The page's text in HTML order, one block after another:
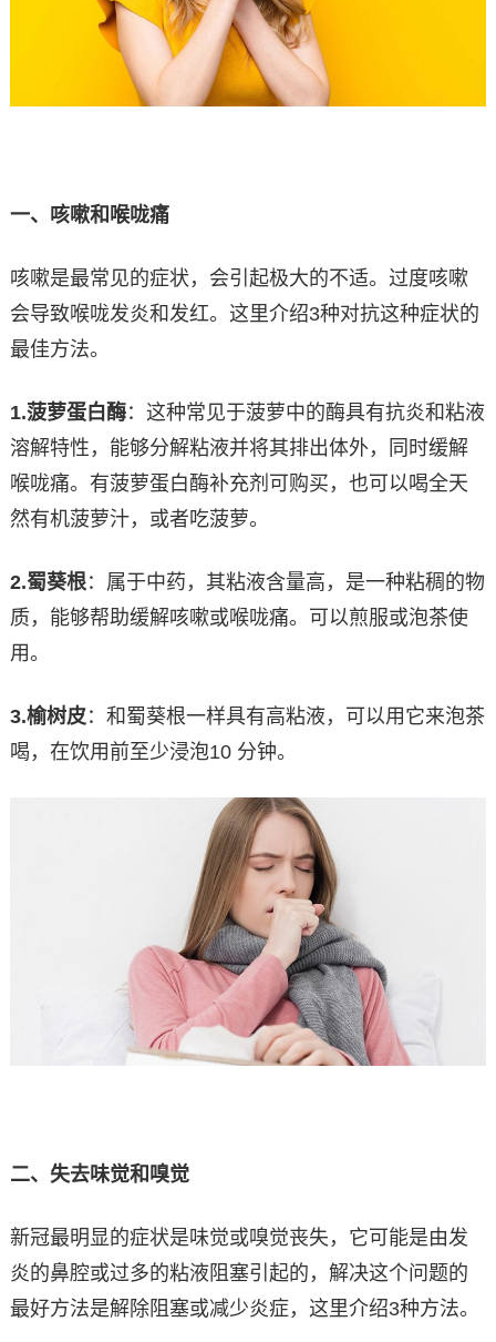
一、咳嗽和喉咙痛
咳嗽是最常见的症状，会引起极大的不适。过度咳嗽
会导致喉咙发炎和发红。这里介绍3种对抗这种症状的
最佳方法。
1.菠萝蛋白酶：这种常见于菠萝中的酶具有抗炎和粘液
溶解特性，能够分解粘液并将其排出体外，同时缓解
喉咙痛。有菠萝蛋白酶补充剂可购买，也可以喝全天
然有机菠萝汁，或者吃菠萝。
2.蜀葵根：属于中药，其粘液含量高，是一种粘稠的物
质，能够帮助缓解咳嗽或喉咙痛。可以煎服或泡茶使
用。
3.榆树皮：和蜀葵根一样具有高粘液，可以用它来泡茶
喝，在饮用前至少浸泡10 分钟。
二、失去味觉和嗅觉
新冠最明显的症状是味觉或嗅觉丧失，它可能是由发
炎的鼻腔或过多的粘液阻塞引起的，解决这个问题的
最好方法是解除阻塞或减少炎症，这里介绍3种方法。